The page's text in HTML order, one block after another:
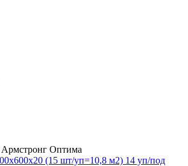
Оптима
(15 шт/уп=10,8 м2) 14 уп/под